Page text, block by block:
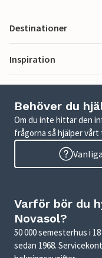
Destinationer
Inspiration
Behöver du
Om du inte hittar den
frågorna så hjälper vårt
Varför bör du
Novasol?
50 000 semesterhus i
sedan 1968.